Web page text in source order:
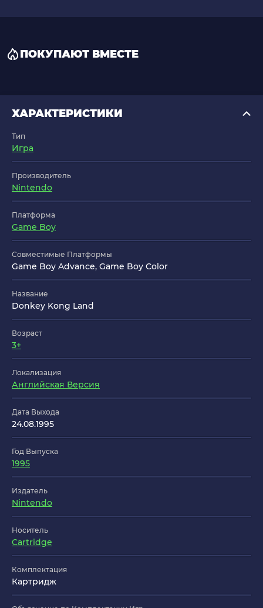
ПОКУПАЮТ ВМЕСТЕ
ХАРАКТЕРИСТИКИ
Тип
Игра
Производитель
Nintendo
Платформа
Game Boy
Совместимые Платформы
Game Boy Advance, Game Boy Color
Название
Donkey Kong Land
Возраст
3+
Локализация
Английская Версия
Дата Выхода
24.08.1995
Год Выпуска
1995
Издатель
Nintendo
Носитель
Cartridge
Комплектация
Картридж